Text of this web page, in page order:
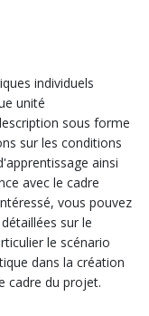
individuels
unité
sous forme
sur les conditions
ainsi
avec le cadre
vous pouvez
sur le
le scénario
dans la création
cadre du projet.